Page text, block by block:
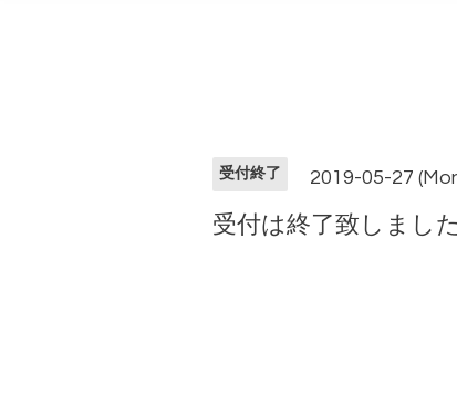
受付終了 2019-05-27
受付は終了致しました